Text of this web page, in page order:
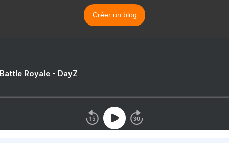
Créer un blog
Royale - DayZ